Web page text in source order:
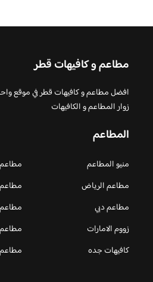
مطاعم و كافيهات قطر
افضل مطاعم و كافيهات قطر في موقع
زوار المطاعم و الكافيهات
المطاعم
منيو المطاعم
مطاعم الرياض
مطاعم
مطاعم دبي
زووم الامارات
كافيهات جده